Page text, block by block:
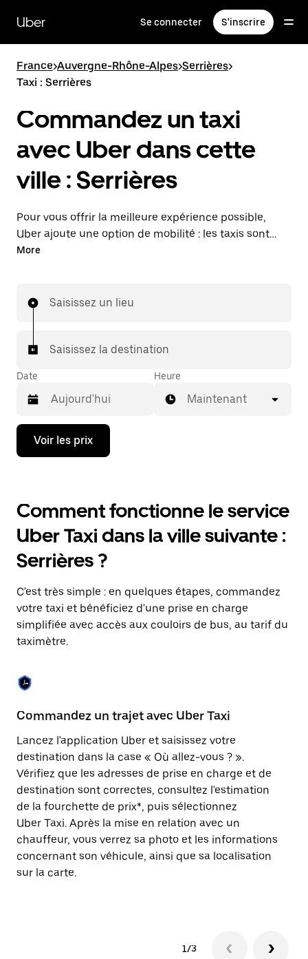
contenu
principal
Uber Se connecter S'inscrire
France>Auvergne-Rhône-Alpes>Serrières>
Taxi : Serrières
Commandez un taxi
avec Uber dans cette
ville : Serrières
Pour vous offrir la meilleure expérience possible,
Uber ajoute une option de mobilité : les taxis sont
maintenant disponibles dans l'application. Uber Taxi :
More
Saisissez un lieu
Saisissez la destination
Date
Appuyez
la
bas
pour
ouvrir
le
calendrier
et
une
date.
Appuyez
sur
la
pour
fermer
calendrier.
Heure
Maintenant
Voir les prix
Comment fonctionne le service
Uber Taxi dans la ville suivante :
Serrières ?
C'est très simple : en quelques étapes, commandez
votre taxi et bénéficiez d'une prise en charge
simplifiée avec accès aux couloirs de bus, au tarif du
taximètre.
Commandez un trajet avec Uber Taxi
Lancez l'application Uber et saisissez votre
destination dans la case « Où allez-vous ? ».
Vérifiez que les adresses de prise en charge et de
destination sont correctes, consultez l'estimation
de la fourchette de prix*, puis sélectionnez
Uber Taxi. Après la mise en relation avec un
chauffeur, vous verrez sa photo et les informations
concernant son véhicule, ainsi que sa localisation
sur la carte.
1/3